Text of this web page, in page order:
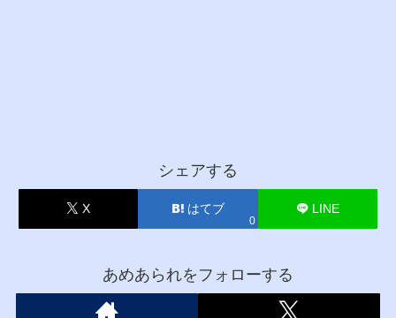
シェアする
X はてブ
0
LINE
あめあられをフォローする